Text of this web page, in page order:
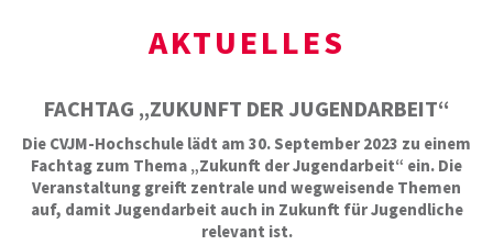
AKTUELLES
FACHTAG „ZUKUNFT DER JUGENDARBEIT“
Die CVJM-Hochschule lädt am 30. September 2023 zu einem
Fachtag zum Thema „Zukunft der Jugendarbeit“ ein. Die
Veranstaltung greift zentrale und wegweisende Themen
auf, damit Jugendarbeit auch in Zukunft für Jugendliche
relevant ist.